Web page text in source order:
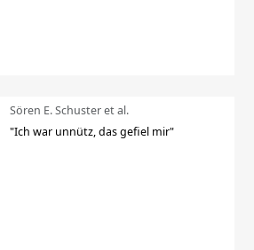
Sören E. Schuster et al.
"Ich war unnütz, das gefiel mir"